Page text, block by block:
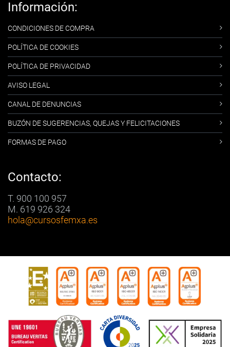
Información:
CONDICIONES DE COMPRA
POLÍTICA DE COOKIES
POLÍTICA DE PRIVACIDAD
AVISO LEGAL
CANAL DE DENUNCIAS
BUZÓN DE SUGERENCIAS, QUEJAS Y FELICITACIONES
FORMAS DE PAGO
Contacto:
T. 900 100 957
M. 619 926 324
hola@cursosfemxa.es